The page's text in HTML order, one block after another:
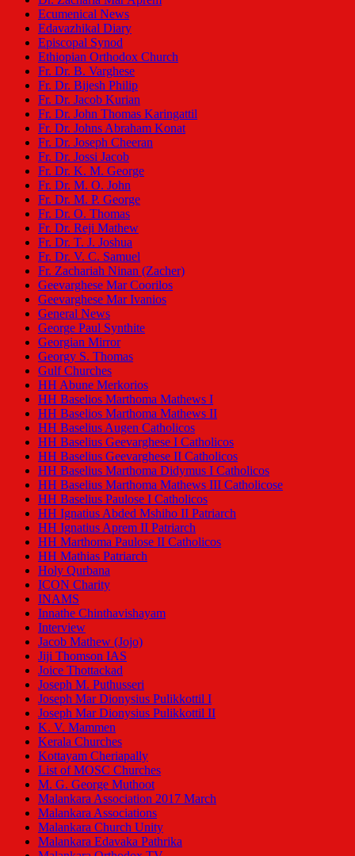
Ecumenical News
Edavazhikal Diary
Episcopal Synod
Ethiopian Orthodox Church
Fr. Dr. B. Varghese
Fr. Dr. Bijesh Philip
Fr. Dr. Jacob Kurian
Fr. Dr. John Thomas Karingattil
Fr. Dr. Johns Abraham Konat
Fr. Dr. Joseph Cheeran
Fr. Dr. Jossi Jacob
Fr. Dr. K. M. George
Fr. Dr. M. O. John
Fr. Dr. M. P. George
Fr. Dr. O. Thomas
Fr. Dr. Reji Mathew
Fr. Dr. T. J. Joshua
Fr. Dr. V. C. Samuel
Fr. Zachariah Ninan (Zacher)
Geevarghese Mar Coorilos
Geevarghese Mar Ivanios
General News
George Paul Synthite
Georgian Mirror
Georgy S. Thomas
Gulf Churches
HH Abune Merkorios
HH Baselios Marthoma Mathews I
HH Baselios Marthoma Mathews II
HH Baselius Augen Catholicos
HH Baselius Geevarghese I Catholicos
HH Baselius Geevarghese II Catholicos
HH Baselius Marthoma Didymus I Catholicos
HH Baselius Marthoma Mathews III Catholicose
HH Baselius Paulose I Catholicos
HH Ignatius Abded Mshiho II Patriarch
HH Ignatius Aprem II Patriarch
HH Marthoma Paulose II Catholicos
HH Mathias Patriarch
Holy Qurbana
ICON Charity
INAMS
Innathe Chinthavishayam
Interview
Jacob Mathew (Jojo)
Jiji Thomson IAS
Joice Thottackad
Joseph M. Puthusseri
Joseph Mar Dionysius Pulikkottil I
Joseph Mar Dionysius Pulikkottil II
K. V. Mammen
Kerala Churches
Kottayam Cheriapally
List of MOSC Churches
M. G. George Muthoot
Malankara Association 2017 March
Malankara Associations
Malankara Church Unity
Malankara Edavaka Pathrika